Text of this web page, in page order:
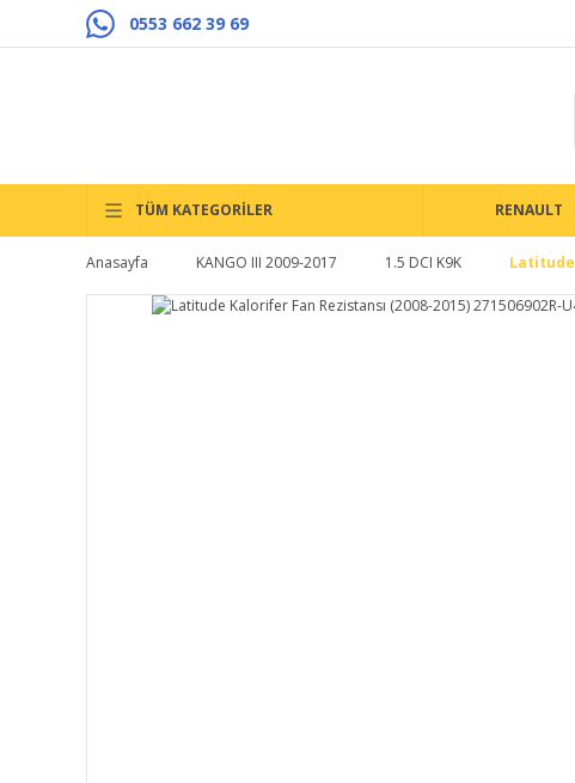
0553 662 39 69
TÜM KATEGORİLER RENAULT
Anasayfa KANGO III 2009-2017 1.5 DCI K9K Latitude